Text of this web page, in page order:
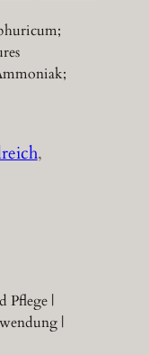
Pflege |
|